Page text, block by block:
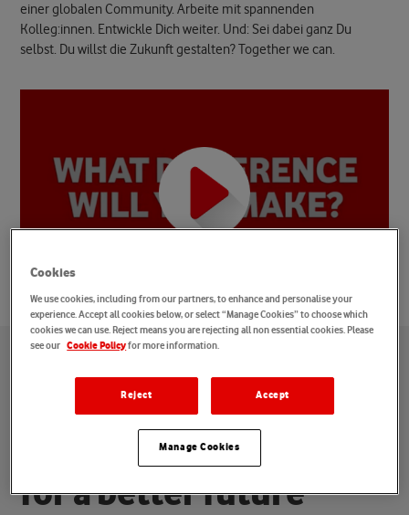
einer globalen Community. Arbeite mit spannenden
Kolleg:innen. Entwickle Dich weiter. Und: Sei dabei ganz Du
selbst. Du willst die Zukunft gestalten? Together we can.
serPurp ose:
nschenweltweit
en.We
forabetterfuture
Cookies
We use cookies, including from our partners, to enhance and personalise your
experience. Accept all cookies below, or select “Manage Cookies” to choose which
cookies we can use. Reject means you are rejecting all non essential cookies. Please
see our
Cookie Policyfor more information.
Reject Accept
Manage Cookies